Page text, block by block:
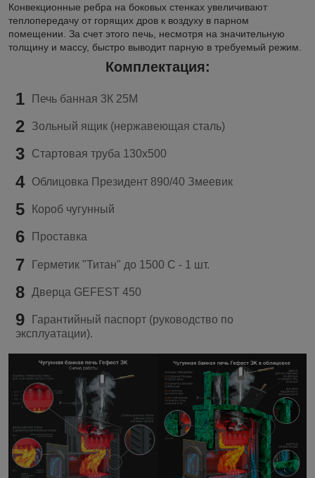
Конвекционные ребра на боковых стенках увеличивают
теплопередачу от горящих дров к воздуху в парном
помещении. За счет этого печь, несмотря на значительную
толщину и массу, быстро выводит парную в требуемый режим.
Комплектация:
1 Печь банная 3К 25М
2 Зольный ящик (нержавеющая сталь)
3 Стартовая труба 130х500
4 Облицовка Президент 890/40 Змеевик
5 Короб чугунный
6 Проставка
7 Герметик "Титан" до 1500 C - 1 шт.
8 Дверца GEFEST 450
9
Гарантийный паспорт (руководство по
эксплуатации).